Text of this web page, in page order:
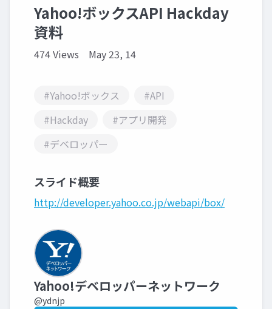
Yahoo!ボックスAPI Hackday
資料
474 Views May 23, 14
#Yahoo!ボックス
#API
#Hackday
#アプリ開発
#デベロッパー
スライド概要
http://developer.yahoo.co.jp/webapi/box/
Yahoo!デベロッパーネットワーク
@ydnjp